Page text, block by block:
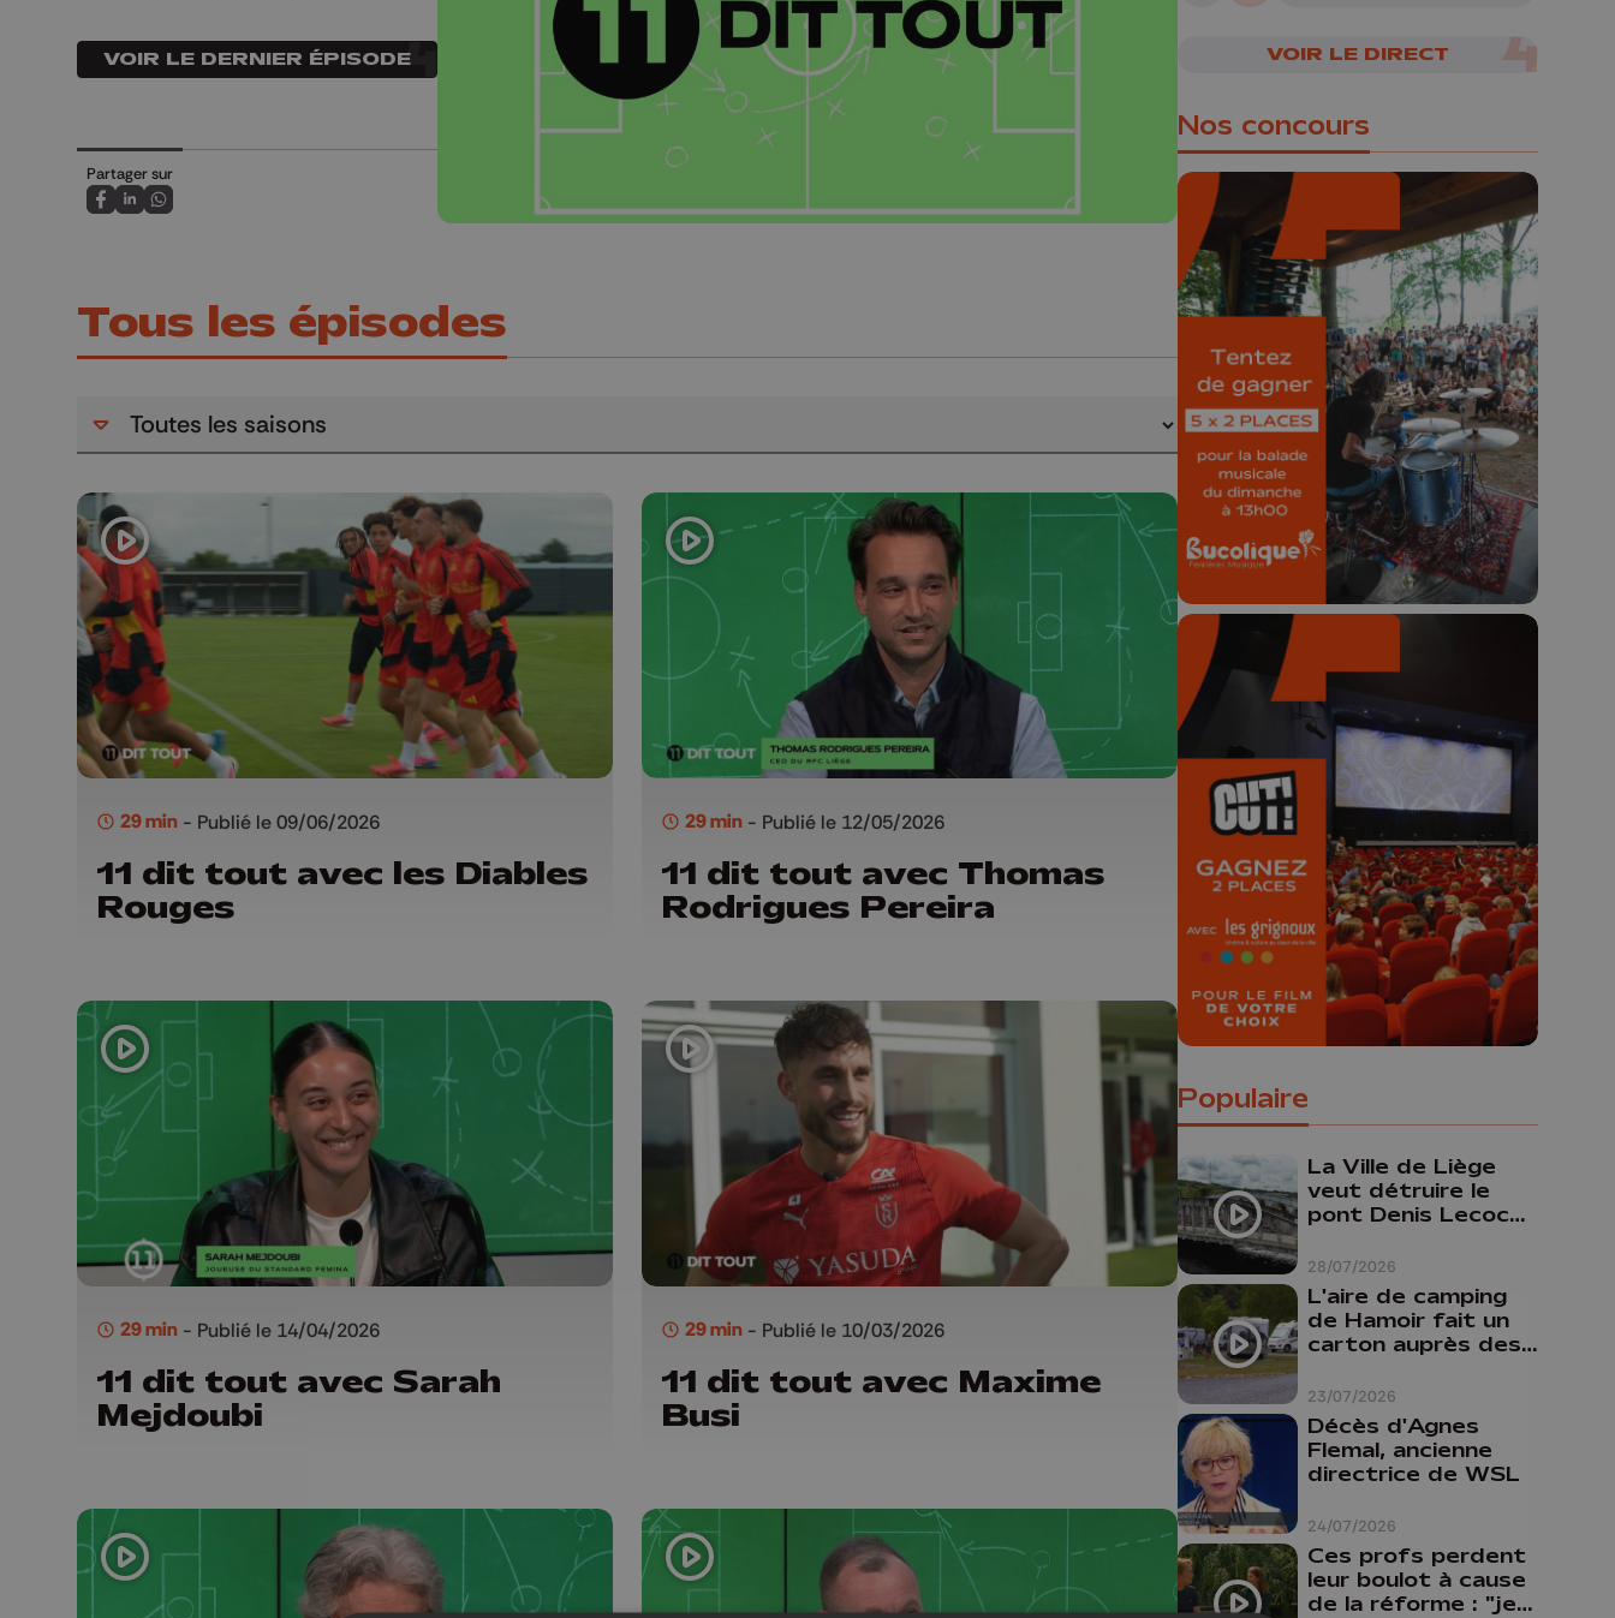
VOIR LE DERNIER ÉPISODE
Partager sur
Partagez sur FaceBook
Partagez sur LinkedIn
Partagez sur Whatsapp
Tous les épisodes
29 min - Publié le 09/06/2026
11 dit tout avec les Diables
Rouges
29 min - Publié le 12/05/2026
11 dit tout avec Thomas
Rodrigues Pereira
29 min - Publié le 14/04/2026
11 dit tout avec Sarah
Mejdoubi
29 min - Publié le 10/03/2026
11 dit tout avec Maxime
Busi
VOIR LE DIRECT
Nos concours
🎁 Gagnez 5x2
places pour le
Bucolique Ferrières
Festival 🌿🎶
Concours valable jusqu'au 9 août,
23h59.
🎬 Concours CUT x
Les Grignoux ✨
Concours permanent - 2 places à
gagner chaque semaine !
Populaire
28/07/2026
La Ville de Liège
veut détruire le
pont Denis Lecocq
budget pour le
faire
23/07/2026
L'aire de camping
de Hamoir fait un
carton auprès des
24/07/2026
Décès d'Agnes
Flemal, ancienne
directrice de WSL
Ces profs perdent
leur boulot à cause
de la réforme : "je